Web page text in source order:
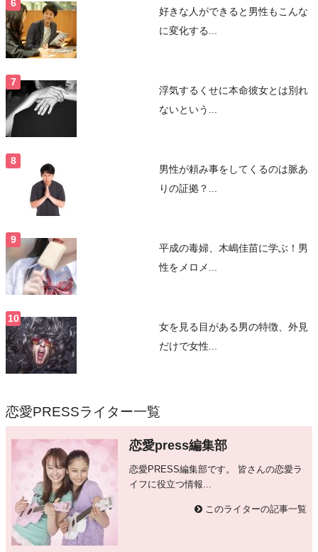
好きな人ができると男性もこんな
に変化する...
浮気するくせに本命彼女とは別れ
ないという...
男性が頼み事をしてくるのは脈あ
りの証拠？...
平成の毒婦、木嶋佳苗に学ぶ！男
性をメロメ...
女を見る目がある男の特徴、外見
だけで女性...
恋愛PRESSライター一覧
恋愛press編集部
恋愛PRESS編集部です。 皆さんの恋愛ラ
イフに役立つ情報...
このライターの記事一覧